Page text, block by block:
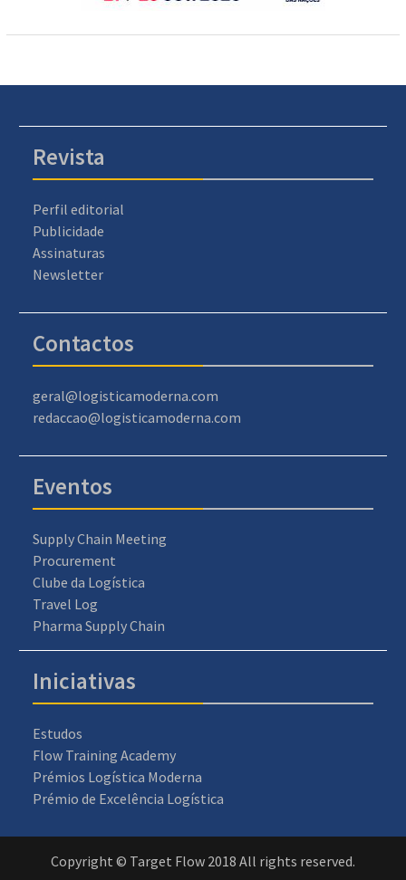
Revista
Perfil editorial
Publicidade
Assinaturas
Newsletter
Contactos
geral@logisticamoderna.com
redaccao@logisticamoderna.com
Eventos
Supply Chain Meeting
Procurement
Clube da Logística
Travel Log
Pharma Supply Chain
Iniciativas
Estudos
Flow Training Academy
Prémios Logística Moderna
Prémio de Excelência Logística
Copyright © Target Flow 2018 All rights reserved.